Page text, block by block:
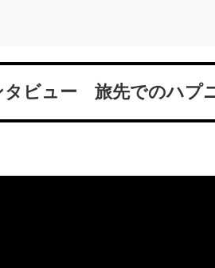
タビュー 旅先でのハプ